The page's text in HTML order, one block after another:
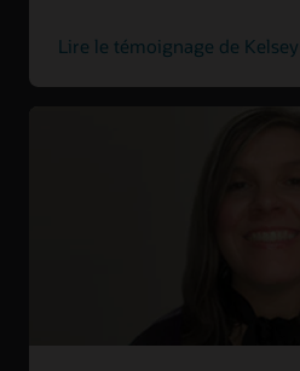
Lire le témoignage de Kelsey